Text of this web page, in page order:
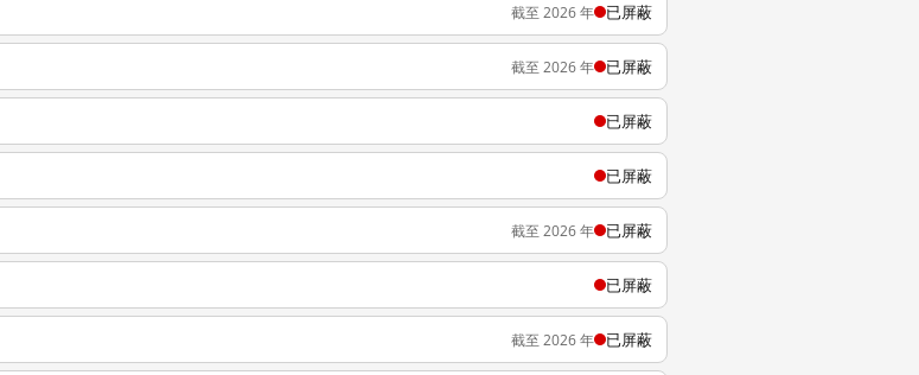
截至 2026 年 已屏蔽
截至 2026 年 已屏蔽
已屏蔽
已屏蔽
截至 2026 年 已屏蔽
已屏蔽
截至 2026 年 已屏蔽